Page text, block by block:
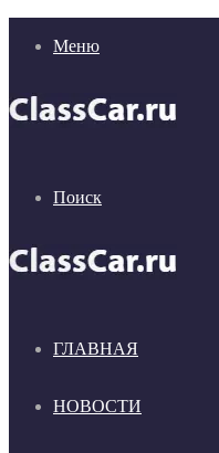
Меню
Поиск
ГЛАВНАЯ
НОВОСТИ